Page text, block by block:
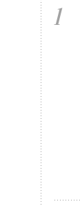
1